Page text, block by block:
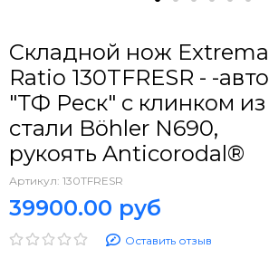
Складной нож Extrema
Ratio 130TFRESR - -авто
"ТФ Реск" c клинком из
стали Böhler N690,
рукоять Anticorodal®
Артикул: 130TFRESR
39900.00 руб
Оставить отзыв